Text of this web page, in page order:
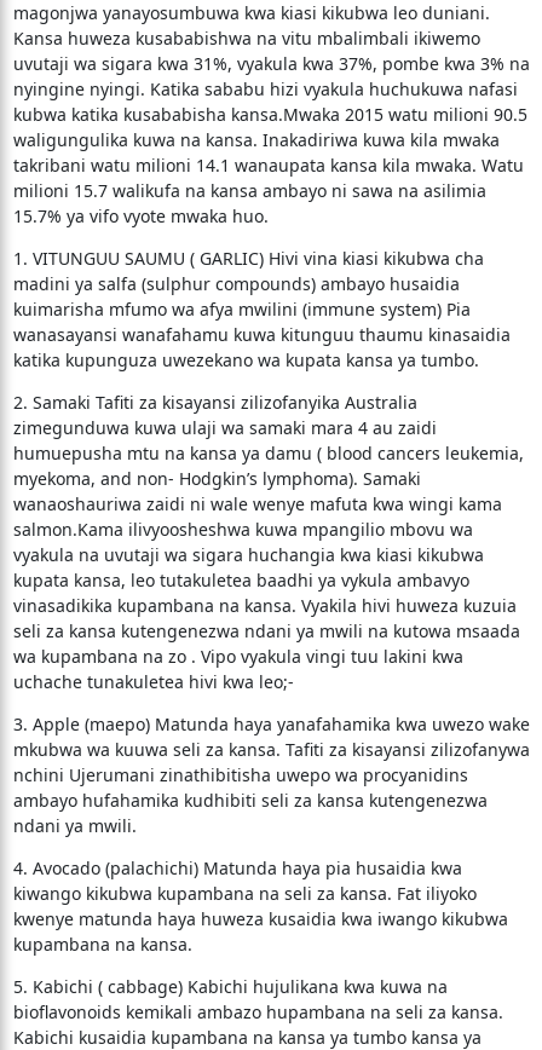
magonjwa yanayosumbuwa kwa kiasi kikubwa leo duniani.
Kansa huweza kusababishwa na vitu mbalimbali ikiwemo
uvutaji wa sigara kwa 31%, vyakula kwa 37%, pombe kwa 3% na
nyingine nyingi. Katika sababu hizi vyakula huchukuwa nafasi
kubwa katika kusababisha kansa.Mwaka 2015 watu milioni 90.5
waligungulika kuwa na kansa. Inakadiriwa kuwa kila mwaka
takribani watu milioni 14.1 wanaupata kansa kila mwaka. Watu
milioni 15.7 walikufa na kansa ambayo ni sawa na asilimia
15.7% ya vifo vyote mwaka huo.
1. VITUNGUU SAUMU ( GARLIC) Hivi vina kiasi kikubwa cha
madini ya salfa (sulphur compounds) ambayo husaidia
kuimarisha mfumo wa afya mwilini (immune system) Pia
wanasayansi wanafahamu kuwa kitunguu thaumu kinasaidia
katika kupunguza uwezekano wa kupata kansa ya tumbo.
2. Samaki Tafiti za kisayansi zilizofanyika Australia
zimegunduwa kuwa ulaji wa samaki mara 4 au zaidi
humuepusha mtu na kansa ya damu ( blood cancers leukemia,
myekoma, and non- Hodgkin’s lymphoma). Samaki
wanaoshauriwa zaidi ni wale wenye mafuta kwa wingi kama
salmon.Kama ilivyoosheshwa kuwa mpangilio mbovu wa
vyakula na uvutaji wa sigara huchangia kwa kiasi kikubwa
kupata kansa, leo tutakuletea baadhi ya vykula ambavyo
vinasadikika kupambana na kansa. Vyakila hivi huweza kuzuia
seli za kansa kutengenezwa ndani ya mwili na kutowa msaada
wa kupambana na zo . Vipo vyakula vingi tuu lakini kwa
uchache tunakuletea hivi kwa leo;-
3. Apple (maepo) Matunda haya yanafahamika kwa uwezo wake
mkubwa wa kuuwa seli za kansa. Tafiti za kisayansi zilizofanywa
nchini Ujerumani zinathibitisha uwepo wa procyanidins
ambayo hufahamika kudhibiti seli za kansa kutengenezwa
ndani ya mwili.
4. Avocado (palachichi) Matunda haya pia husaidia kwa
kiwango kikubwa kupambana na seli za kansa. Fat iliyoko
kwenye matunda haya huweza kusaidia kwa iwango kikubwa
kupambana na kansa.
5. Kabichi ( cabbage) Kabichi hujulikana kwa kuwa na
bioflavonoids kemikali ambazo hupambana na seli za kansa.
Kabichi kusaidia kupambana na kansa ya tumbo kansa ya